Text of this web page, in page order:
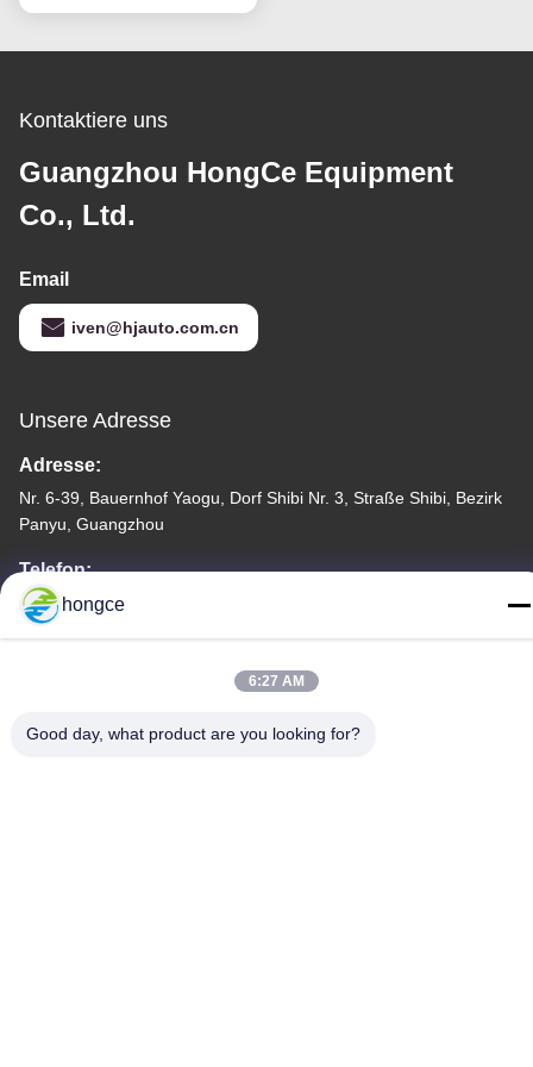
Kontaktiere uns
Guangzhou HongCe Equipment
Co., Ltd.
Email
iven@hjauto.com.cn
Unsere Adresse
Adresse:
Nr. 6-39, Bauernhof Yaogu, Dorf Shibi Nr. 3, Straße Shibi, Bezirk
Panyu, Guangzhou
Telefon:
86-18998460309
Datenschutz-Bestimmungen| Sitemap
hongce
6:27 AM
Good day, what product are you looking for?